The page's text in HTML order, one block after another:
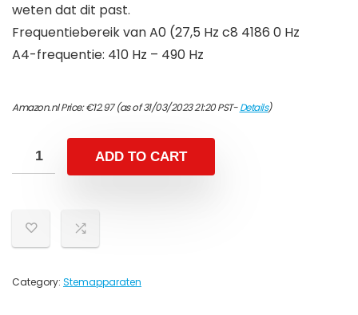
weten dat dit past.
Frequentiebereik van A0 (27,5 Hz c8 4186 0 Hz
A4-frequentie: 410 Hz – 490 Hz
Amazon.nl Price:€12.97(as of 31/03/2023 21:20 PST-Details)
ADD TO CART
Category: Stemapparaten